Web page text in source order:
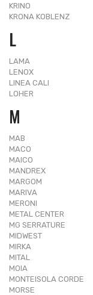
KRINO
KRONA KOBLENZ
L
LAMA
LENOX
LINEA CALI
LOHER
M
MAB
MACO
MAICO
MANDREX
MARGOM
MARIVA
MERONI
METAL CENTER
MG SERRATURE
MIDWEST
MIRKA
MITAL
MOIA
MONTEISOLA CORDE
MORSE